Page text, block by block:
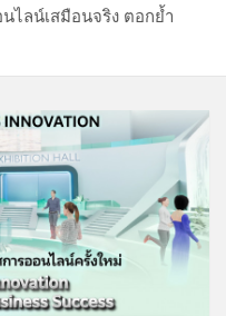
ไลน์เสมือนจริง ตอกย้ำ